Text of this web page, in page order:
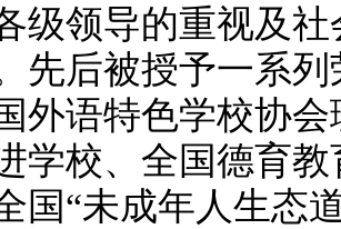
领导的重视及社
先后被授予一系
语特色学校协会
学校、全国德育
国“未成年人生态